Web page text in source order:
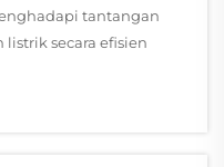
tantangan
secara efisien
satu komponen
energi selama